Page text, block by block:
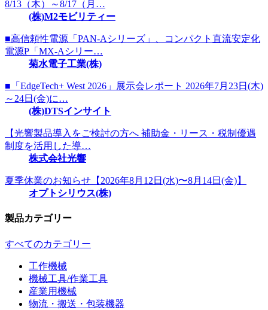
8/13（木）～8/17（月…
(株)M2モビリティー
■高信頼性電源「PAN-Aシリーズ」、コンパクト直流安定化
電源P「MX-Aシリー…
菊水電子工業(株)
■「EdgeTech+ West 2026」展示会レポート 2026年7月23日(木)
～24日(金)に…
(株)DTSインサイト
【光響製品導入をご検討の方へ 補助金・リース・税制優遇
制度を活用した導…
株式会社光響
夏季休業のお知らせ【2026年8月12日(水)〜8月14日(金)】
オプトシリウス(株)
製品カテゴリー
すべてのカテゴリー
工作機械
機械工具/作業工具
産業用機械
物流・搬送・包装機器